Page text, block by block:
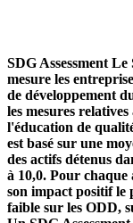
SDG Assessment Le
mesure les
de développement
les mesures
l'éducation de
est basé sur une
des actifs détenus
à 10,0. Pour chaque
son impact positif le
faible sur les ODD,